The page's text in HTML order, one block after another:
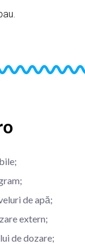
de apă;
extern;
de dozare;